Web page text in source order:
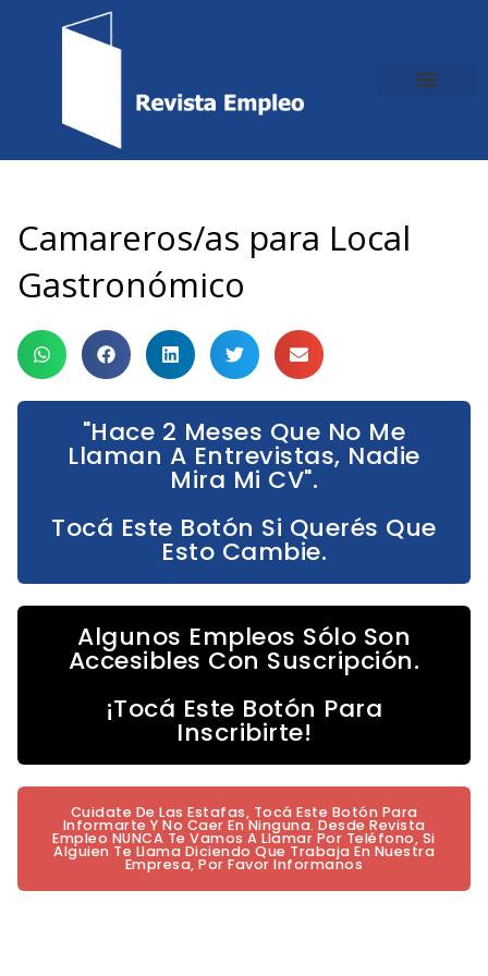
Camareros/as para Local
Gastronómico
"Hace 2 Meses Que No Me
Llaman A Entrevistas, Nadie
Mira Mi CV".
Tocá Este Botón Si Querés Que
Esto Cambie.
Algunos Empleos Sólo Son
Accesibles Con Suscripción.
¡Tocá Este Botón Para
Inscribirte!
Cuidate De Las Estafas, Tocá Este Botón Para
Informarte Y No Caer En Ninguna. Desde Revista
Empleo NUNCA Te Vamos A Llamar Por Teléfono, Si
Alguien Te Llama Diciendo Que Trabaja En Nuestra
Empresa, Por Favor Informanos